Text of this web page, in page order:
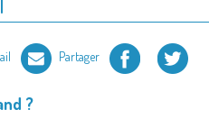
Partager Facebook Twitter
?